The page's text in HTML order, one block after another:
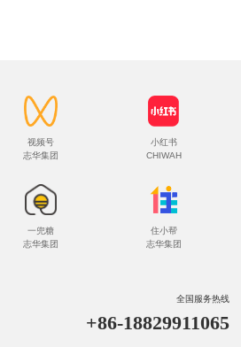
视频号
志华集团
小红书
CHIWAH
一兜糖
志华集团
住小帮
志华集团
全国服务热线
+86-18829911065